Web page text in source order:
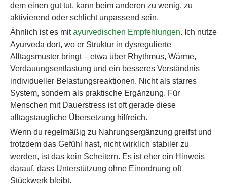
dem einen gut tut, kann beim anderen zu wenig, zu
aktivierend oder schlicht unpassend sein.
Ähnlich ist es mitayurvedischen Empfehlungen. Ich nutze
Ayurveda dort, wo er Struktur in dysregulierte
Alltagsmuster bringt – etwa über Rhythmus, Wärme,
Verdauungsentlastung und ein besseres Verständnis
individueller Belastungsreaktionen. Nicht als starres
System, sondern als praktische Ergänzung. Für
Menschen mit Dauerstress ist oft gerade diese
alltagstaugliche Übersetzung hilfreich.
Wenn du regelmäßig zu Nahrungsergänzung greifst und
trotzdem das Gefühl hast, nicht wirklich stabiler zu
werden, ist das kein Scheitern. Es ist eher ein Hinweis
darauf, dass Unterstützung ohne Einordnung oft
Stückwerk bleibt.